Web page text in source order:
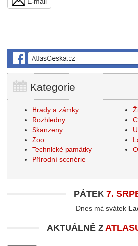
Kategorie
Hrady a zámky
Rozhledny
Skanzeny
Zoo
Technické památky
Přírodní scenérie
PÁTEK 7.
Dnes má svátek
AKTUÁLNĚ Z